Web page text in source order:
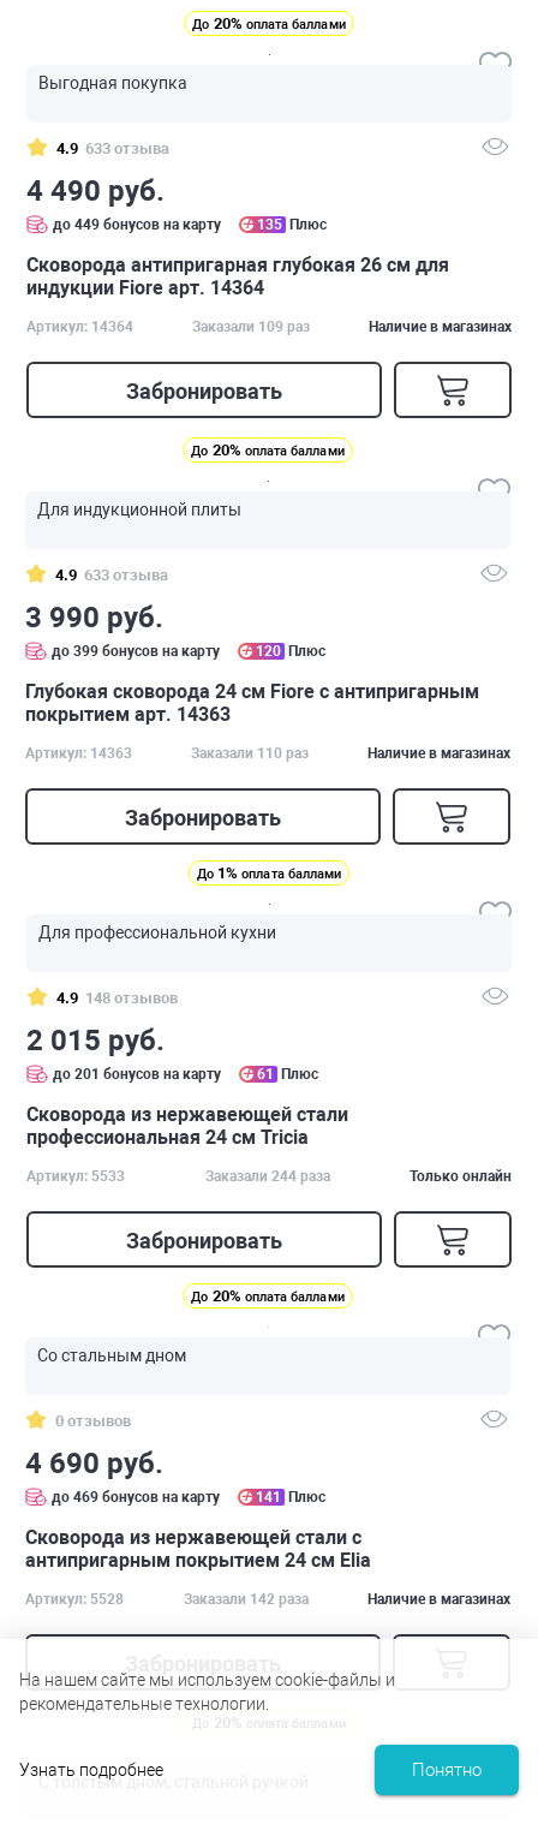
До 20% оплата баллами
Выгодная покупка
4.9 633 отзыва
4 490 руб.
до 449 бонусов на карту 135 Плюс
Сковорода антипригарная глубокая 26 см для
индукции Fiore арт. 14364
Артикул: 14364 Заказали 109 раз Наличие в магазинах
Забронировать
До 20% оплата баллами
Для индукционной плиты
4.9 633 отзыва
3 990 руб.
до 399 бонусов на карту 120 Плюс
Глубокая сковорода 24 см Fiore с антипригарным
покрытием арт. 14363
Артикул: 14363 Заказали 110 раз Наличие в магазинах
Забронировать
До 1% оплата баллами
Для профессиональной кухни
4.9 148 отзывов
2 015 руб.
до 201 бонусов на карту 61 Плюс
Сковорода из нержавеющей стали
профессиональная 24 см Tricia
Артикул: 5533 Заказали 244 раза Только онлайн
Забронировать
До 20% оплата баллами
Со стальным дном
0 отзывов
4 690 руб.
до 469 бонусов на карту 141 Плюс
Сковорода из нержавеющей стали с
антипригарным покрытием 24 см Elia
Артикул: 5528 Заказали 142 раза Наличие в магазинах
До 20% оплата баллами
С толстым дном, стальной ручкой
На нашем сайте мы используем cookie-файлы и
рекомендательные технологии.
Узнать подробнее Понятно